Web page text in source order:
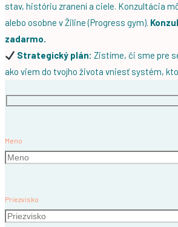
stav, históriu zranení a ciele. Konzultácia
alebo osobne v Žiline (Progress gym).
zadarmo.
Strategický plán: Zistíme, či sme pre
ako viem do tvojho života vniesť systém,
Meno
Priezvisko